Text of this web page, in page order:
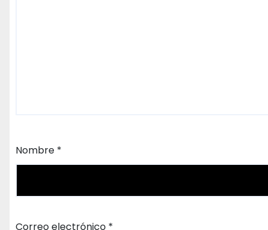
Nombre *
Correo electrónico *